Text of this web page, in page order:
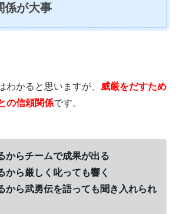
係が大事
わかると思いますが、 威厳をだすため
の信頼関係です。
からチームで成果が出る
から厳しく叱っても響く
から武勇伝を語っても聞き入れられ